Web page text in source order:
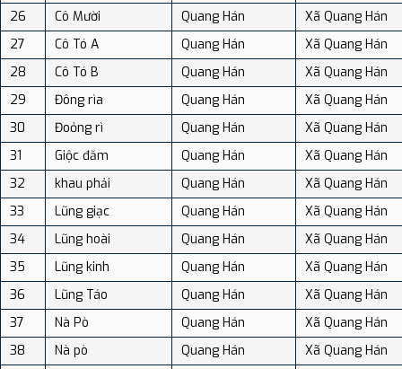
26
Cô Mười Quang Hán
Xã Quang Hán
27
Cô Tó A Quang Hán
Xã Quang Hán
28
Cô Tó B Quang Hán
Xã Quang Hán
29
Đông rìa Quang Hán
Xã Quang Hán
30
Đoỏng rì Quang Hán
Xã Quang Hán
31
Giộc đăm Quang Hán
Xã Quang Hán
32
khau phải Quang Hán
Xã Quang Hán
33
Lũng giạc Quang Hán
Xã Quang Hán
34
Lũng hoài Quang Hán
Xã Quang Hán
35
Lũng kinh Quang Hán
Xã Quang Hán
36
Lũng Táo Quang Hán
Xã Quang Hán
37
Nà Pò Quang Hán
Xã Quang Hán
38
Nà pò Quang Hán
Xã Quang Hán